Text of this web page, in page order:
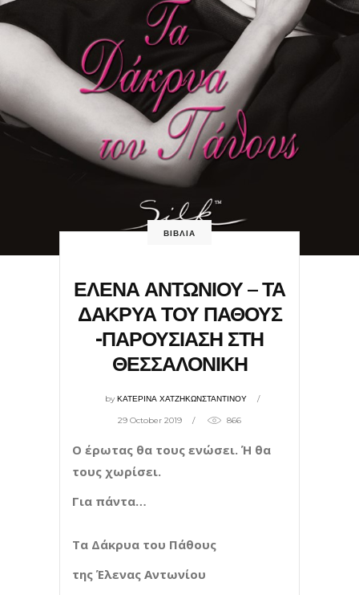
ΒΙΒΛΙΑ
ΕΛΕΝΑ ΑΝΤΩΝΙΟΥ – ΤΑ
ΔΑΚΡΥΑ ΤΟΥ ΠΑΘΟΥΣ
-ΠΑΡΟΥΣΙΑΣΗ ΣΤΗ
ΘΕΣΣΑΛΟΝΙΚΗ
byΚΑΤΕΡΙΝΑ ΧΑΤΖΗΚΩΝΣΤΑΝΤΙΝΟΥ
29 October 2019 866
Ο έρωτας θα τους ενώσει. Ή θα
τους χωρίσει.
Για πάντα…
Tα Δάκρυα του Πάθους
της Έλενας Αντωνίου